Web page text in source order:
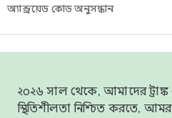
অ্যান্ড্রয়েড কোড অনুসন্ধান
২০২৬ সাল থেকে, আমাদের ট্রাঙ্ক
স্থিতিশীলতা নিশ্চিত করতে,